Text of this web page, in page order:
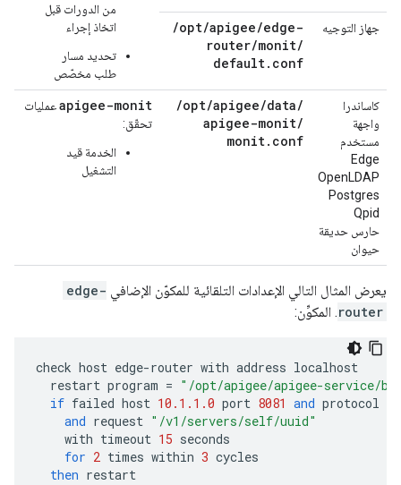
من الدورات قبل
اتخاذ إجراء
تحديد مسار
طلب مخصّص
جهاز التوجيه /opt/apigee/edge-
router/monit/
default. conf
كاساندرا
واجهة
مستخدم
Edge
OpenLDAP
Postgres
Qpid
حارس حديقة
حيوان
/opt/apigee/data/
apigee-monit/
monit. conf
apigee-monitعمليات
تحقّق:
الخدمة قيد
التشغيل
يعرض المثال التالي الإعدادات التلقائية للمكوّن الإضافي edge-
router. المكوِّن:
check host edge-router with address localhost
restart program = "/opt/apigee/apigee-service/
if failed host 10.1.1.0 port 8081 and protocol
and request "/v1/servers/self/uuid"
with timeout 15 seconds
for 2 times within 3 cycles
then restart